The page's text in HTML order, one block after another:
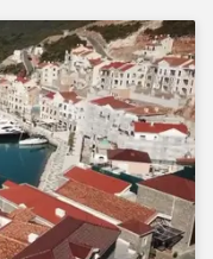
met
die Zwitserland al
woont, is de
in
hen van A tot Z te
uw partner voor
Montenegro.